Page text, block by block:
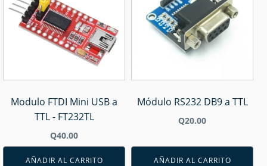
Modulo FTDI Mini USB a
TTL - FT232TL
Q40.00
AÑADIR AL CARRITO
Módulo RS232 DB9 a TTL
Q20.00
AÑADIR AL CARRITO